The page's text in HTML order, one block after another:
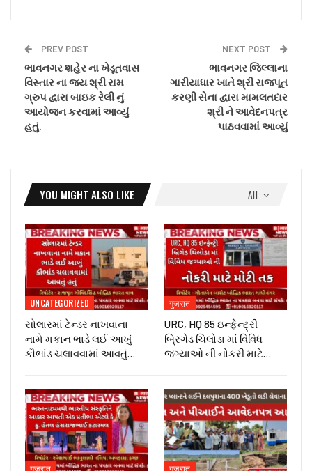
PREV POST
ભાવનગર શહેર ના ખેડૂતવાસ
વિસ્તાર ના જય શ્રી રામ
ગ્રુપ દ્વારા બાઇક રેલી નું
આયોજન કરવામાં આવ્યું
હતું.
NEXT POST
ભાવનગર જિલ્લાના
ગારીયાધાર ખાતે શ્રી રાજપૂત
કરણી સેના દ્વારા મામલતદાર
શ્રી ને આવેદનપત્ર
પાઠવવામાં આવ્યું
All
YOU MIGHT ALSO LIKE
UNCATEGORIZED
સોલારમાં ટેન્ડર નાખવાના
નામે મકાન ભાડે લઈ આખું
કૌભાંડ ચલાવવામાં આવતું…
गुजरात
URC, HQ 85 ઇન્ફેન્ટ્રી
બ્રિગેડ ચિલોડા માં વિવિધ
જગ્યાઓ ની નોકરી માટે…
गुजरात गुजरात